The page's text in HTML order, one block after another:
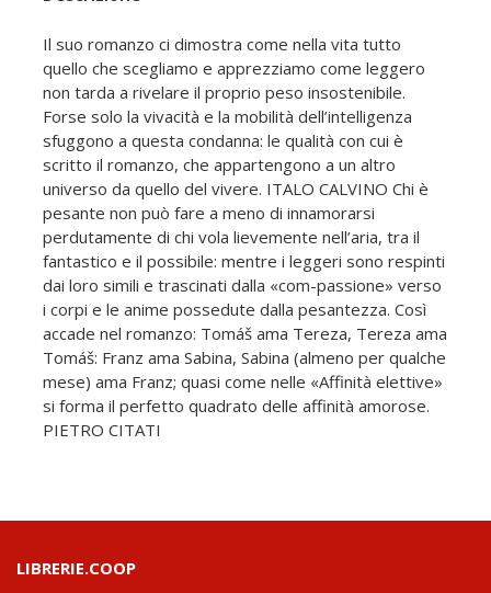
Il suo romanzo ci dimostra come nella vita tutto
quello che scegliamo e apprezziamo come leggero
non tarda a rivelare il proprio peso insostenibile.
Forse solo la vivacità e la mobilità dell’intelligenza
sfuggono a questa condanna: le qualità con cui è
scritto il romanzo, che appartengono a un altro
universo da quello del vivere. ITALO CALVINO Chi è
pesante non può fare a meno di innamorarsi
perdutamente di chi vola lievemente nell’aria, tra il
fantastico e il possibile: mentre i leggeri sono respinti
dai loro simili e trascinati dalla «com-passione» verso
i corpi e le anime possedute dalla pesantezza. Così
accade nel romanzo: Tomáš ama Tereza, Tereza ama
Tomáš: Franz ama Sabina, Sabina (almeno per qualche
mese) ama Franz; quasi come nelle «Affinità elettive»
si forma il perfetto quadrato delle affinità amorose.
PIETRO CITATI
LIBRERIE.COOP